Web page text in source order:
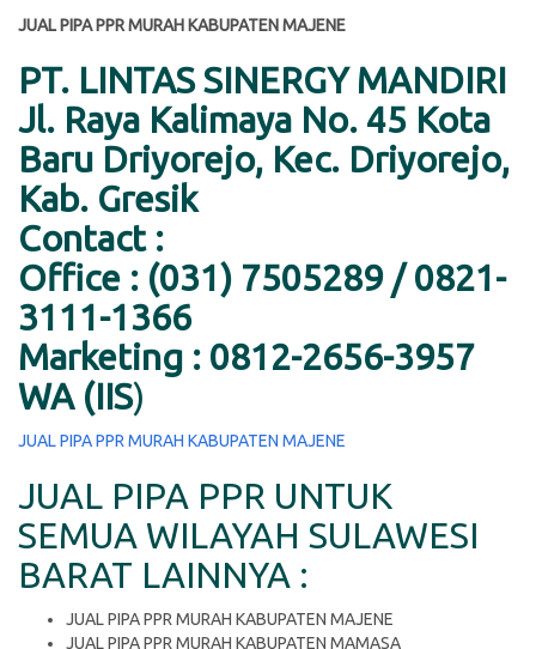
JUAL PIPA PPR MURAH KABUPATEN MAJENE
PT. LINTAS SINERGY MANDIRI
Jl. Raya Kalimaya No. 45 Kota
Baru Driyorejo, Kec. Driyorejo,
Kab. Gresik
Contact :
Office : (031) 7505289 / 0821-
3111-1366
Marketing : 0812-2656-3957
WA (IIS)
JUAL PIPA PPR MURAH KABUPATEN MAJENE
JUAL PIPA PPR UNTUK
SEMUA WILAYAH SULAWESI
BARAT LAINNYA :
JUAL PIPA PPR MURAH KABUPATEN MAJENE
JUAL PIPA PPR MURAH KABUPATEN MAMASA